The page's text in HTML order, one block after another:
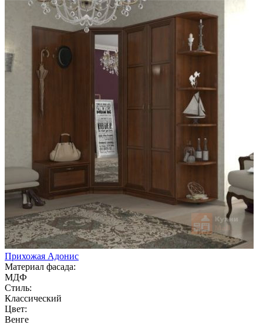
Прихожая Адонис
Материал фасада:
МДФ
Стиль:
Классический
Цвет:
Венге